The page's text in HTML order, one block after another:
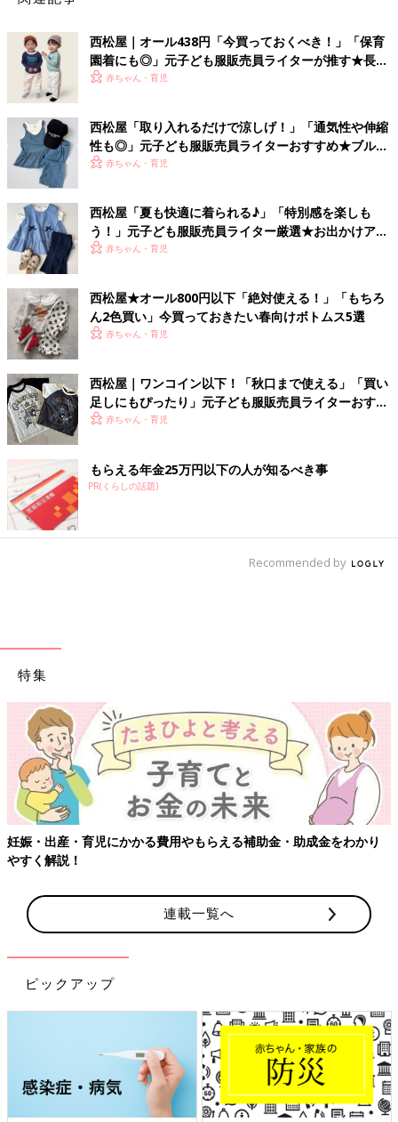
西松屋｜オール438円「今買っておくべき！」「保育
園着にも◎」元子ども服販売員ライターが推す★長袖
Tシャツ5選
赤ちゃん・育児
西松屋「取り入れるだけで涼しげ！」「通気性や伸縮
性も◎」元子ども服販売員ライターおすすめ★ブルー
アイテム5選
赤ちゃん・育児
西松屋「夏も快適に着られる♪」「特別感を楽しも
う！」元子ども服販売員ライター厳選★お出かけアイ
テム5選
赤ちゃん・育児
西松屋★オール800円以下「絶対使える！」「もちろ
ん2色買い」今買っておきたい春向けボトムス5選
赤ちゃん・育児
西松屋｜ワンコイン以下！「秋口まで使える」「買い
足しにもぴったり」元子ども服販売員ライターおすす
め★半袖Tシャツ5選
赤ちゃん・育児
もらえる年金25万円以下の人が知るべき事
PR(くらしの話題)
Recommended by
特集
妊娠・出産・育児にかかる費用やもらえる補助金・助成金をわかり
やすく解説！
連載一覧へ
ピックアップ